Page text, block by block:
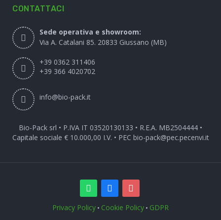
CONTATTACI
Sede operativa e showroom:
Via A. Catalani 85. 20833 Giussano (MB)
+39 0362 311406
+39 366 4020702
info@bio-pack.it
Bio-Pack srl • P.IVA IT 03520130133 • R.E.A. MB2504444 •
Capitale sociale € 10.000,00 I.V. • PEC bio-pack@pec.pecenvi.it
Privacy Policy • Cookie Policy • GDPR